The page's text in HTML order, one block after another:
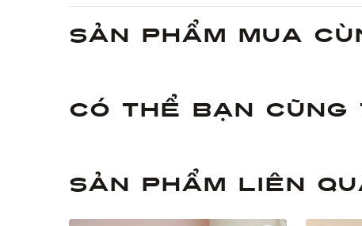
Sản phẩm mua
Có thể bạn cũng
Sản phẩm liên